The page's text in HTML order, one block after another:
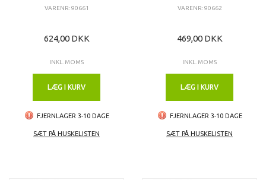
VARENR: 90661
624,00 DKK
INKL. MOMS
LÆG I KURV
FJERNLAGER 3-10 DAGE
SÆT PÅ HUSKELISTEN
VARENR: 90662
469,00 DKK
INKL. MOMS
LÆG I KURV
FJERNLAGER 3-10 DAGE
SÆT PÅ HUSKELISTEN